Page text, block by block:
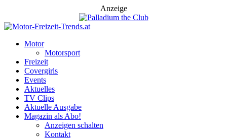
Anzeige
Motor
Motorsport
Freizeit
Covergirls
Events
Aktuelles
TV Clips
Aktuelle Ausgabe
Magazin als Abo!
Anzeigen schalten
Kontakt